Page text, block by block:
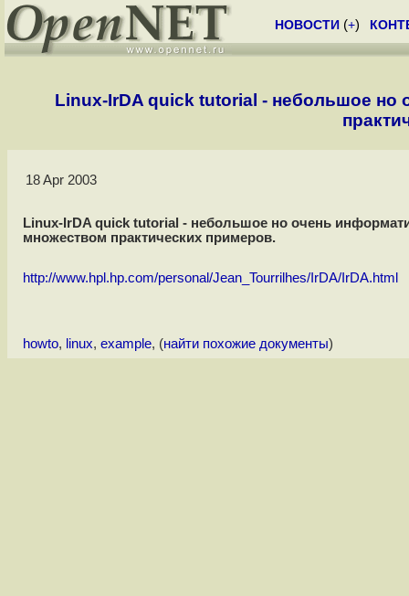
НОВОСТИ (+)
Linux-IrDA quick tutorial - небольшое но
18 Apr 2003
Linux-IrDA quick tutorial - небольшое но очень
множеством практических примеров.
http://www.hpl.hp.com/personal/Jean_Tourrilhes/IrDA/IrDA.html
howto, linux, example, (найти похожие документы)